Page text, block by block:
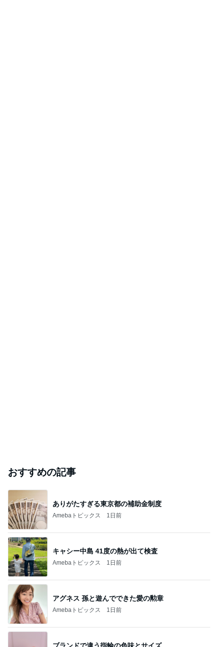
おすすめの記事
ありがたすぎる東京都の補助金制度
Amebaトピックス 1日前
キャシー中島 41度の熱が出て検査
Amebaトピックス 1日前
アグネス 孫と遊んでできた愛の勲章
Amebaトピックス 1日前
ブランドで違う指輪の色味とサイズ